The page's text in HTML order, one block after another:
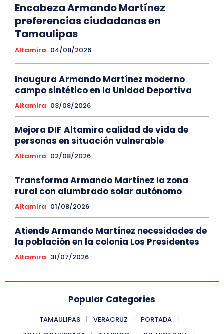
Encabeza Armando Martínez
preferencias ciudadanas en
Tamaulipas
Altamira 04/08/2026
Inaugura Armando Martínez moderno
campo sintético en la Unidad Deportiva
Altamira 03/08/2026
Mejora DIF Altamira calidad de vida de
personas en situación vulnerable
Altamira 02/08/2026
Transforma Armando Martínez la zona
rural con alumbrado solar autónomo
Altamira 01/08/2026
Atiende Armando Martínez necesidades de
la población en la colonia Los Presidentes
Altamira 31/07/2026
Popular Categories
TAMAULIPAS VERACRUZ
PORTADA